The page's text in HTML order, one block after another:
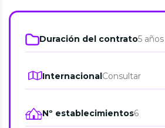
Duración del contrato5 años
InternacionalConsultar
Nº establecimientos6